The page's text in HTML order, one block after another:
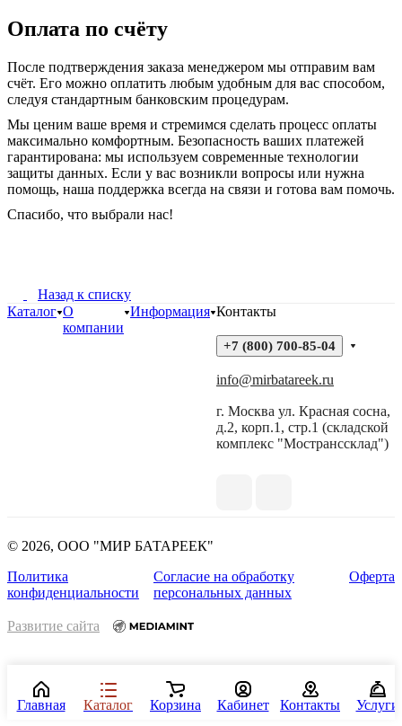
Оплата по счёту
После подтверждения заказа менеджером мы отправим вам
счёт. Его можно оплатить любым удобным для вас способом,
следуя стандартным банковским процедурам.
Мы ценим ваше время и стремимся сделать процесс оплаты
максимально комфортным. Безопасность ваших платежей
гарантирована: мы используем современные технологии
защиты данных. Если у вас возникли вопросы или нужна
помощь, наша поддержка всегда на связи и готова вам помочь.
Спасибо, что выбрали нас!
Назад к списку
Каталог О
компании
Информация Контакты
+7 (800) 700-85-04
info@mirbatareek.ru
г. Москва ул. Красная сосна,
д.2, корп.1, стр.1 (складской
комплекс "Мостранссклад")
© 2026, ООО "МИР БАТАРЕЕК"
Политика
конфиденциальности
Согласие на обработку
персональных данных
Оферта
Развитие сайта
Главная Каталог Корзина Кабинет Контакты Услуги